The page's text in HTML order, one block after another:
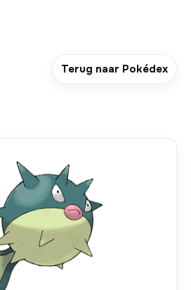
Terug naar Pokédex